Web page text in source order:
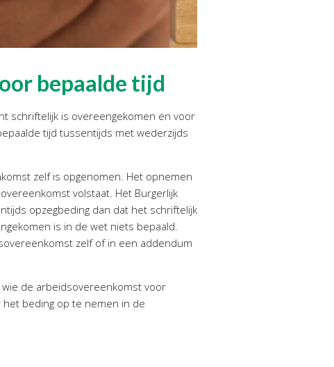
bepaalde tijd
schriftelijk is overeengekomen en voor
tijd tussentijds met wederzijds
zelf is opgenomen. Het opnemen
volstaat. Het Burgerlijk
opzegbeding dan dat het schriftelijk
is in de wet niets bepaald.
zelf of in een addendum
de arbeidsovereenkomst voor
beding op te nemen in de